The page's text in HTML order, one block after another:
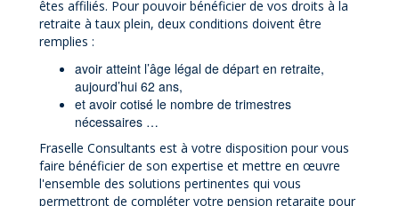
êtes affiliés. Pour pouvoir bénéficier de vos droits à la
retraite à taux plein, deux conditions doivent être
remplies :
avoir atteint l’âge légal de départ en retraite,
aujourd’hui 62 ans,
et avoir cotisé le nombre de trimestres
nécessaires …
Fraselle Consultants est à votre disposition pour vous
faire bénéficier de son expertise et mettre en œuvre
l'ensemble des solutions pertinentes qui vous
permettront de compléter votre pension retaraite pour